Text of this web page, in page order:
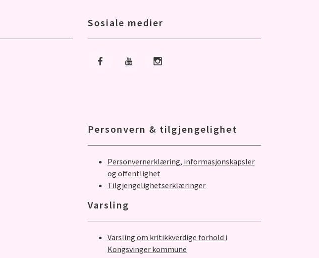
Sosiale medier
Gå til Facebook
Gå til YoutubeGå til Instagram
Personvern & tilgjengelighet
Personvernerklæring, informasjonskapsler
og offentlighet
Tilgjengelighetserklæringer
Varsling
Varsling om kritikkverdige forhold i
Kongsvinger kommune